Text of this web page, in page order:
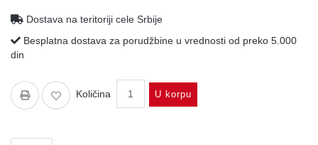
Dostava na teritoriji cele Srbije
Besplatna dostava za porudžbine u vrednosti od preko 5.000
din
Količina U korpu